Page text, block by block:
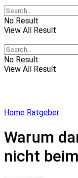
No Result
View All Result
No Result
View All Result
Home Ratgeber
Warum
nicht